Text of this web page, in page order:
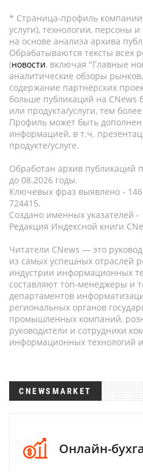
* Страница-профиль
услуги), технологии, персоны
на основе анализа архива
Обрабатываются тексты всех
(новости, включая "Главные
аналитические обзоры
содержание партнёрских
больше публикаций на
или продукта/услуги, тем
Профиль может быть
информацией, в т.ч.
продукте/услуге.
Обработан архив публикаций
до 08.2026 годы.
Ключевых фраз выявлено -
724415.
Создано именных указателей -
Редакция Индексной книги
Читатели CNews — это
из самых успешных отраслей
индустрии информационных
составляют топ-менеджеры и
департаментов
региональных органов
промышленных компаний,
руководители и сотрудники
информационных технологий и
CNEWSMARKET
Онлайн-